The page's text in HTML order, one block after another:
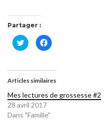
Partager :
Cliquez
pour
partager
dans
une
nouvelle
Cliquez
pour
dans
nouvelle
Articles similaires
Mes lectures de grossesse #2
28 avril 2017
Dans "Famille"